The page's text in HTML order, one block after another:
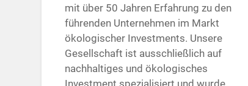
mit über 50 Jahren Erfahrung zu den
führenden Unternehmen im Markt
ökologischer Investments. Unsere
Gesellschaft ist ausschließlich auf
nachhaltiges und ökologisches